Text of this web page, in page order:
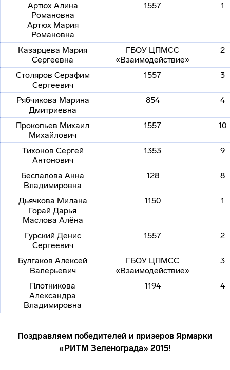
Артюх Алина
Романовна
Артюх Мария
Романовна
1557 1
Казарцева Мария
Сергеевна
ГБОУ ЦПМСС
«Взаимодействие»
2
Столяров Серафим
Сергеевич
1557 3
Рябчикова Марина
Дмитриевна
854 4
Прокопьев Михаил
Михайлович
1557 10
Тихонов Сергей
Антонович
1353 9
Беспалова Анна
Владимировна
128 8
Дьячкова Милана
Горай Дарья
Маслова Алёна
1150 1
Гурский Денис
Сергеевич
1557 2
Булгаков Алексей
Валерьевич
ГБОУ ЦПМСС
«Взаимодействие»
3
Плотникова
Александра
Владимировна
1194 4
Поздравляем победителей и призеров Ярмарки
«РИТМ Зеленограда» 2015!